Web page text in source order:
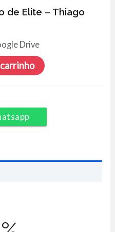
de Elite – Thiago
Drive